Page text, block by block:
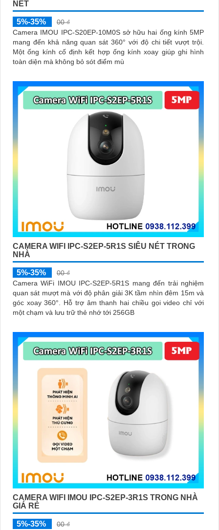
NÉT
5%-35%
00 ₫
Camera IMOU IPC-S20EP-10M0S sở hữu hai ống kính 5MP
mang đến khả năng quan sát 360° với độ chi tiết vượt trội.
Một ống kính cố định kết hợp ống kính xoay giúp ghi hình
toàn diện mà không bỏ sót điểm mù
CAMERA WIFI IPC-S2EP-5R1S SIÊU NÉT TRONG
NHÀ
5%-35%
00 ₫
Camera WiFi IMOU IPC-S2EP-5R1S mang đến trải nghiệm
quan sát mượt mà với độ phân giải 3K tầm nhìn đêm 15m và
góc xoay 360°. Hỗ trợ âm thanh hai chiều gọi video chỉ với
một chạm và lưu trữ thẻ nhớ tới 256GB
CAMERA WIFI IMOU IPC-S2EP-3R1S TRONG NHÀ
GIÁ RẺ
5%-35%
00 ₫